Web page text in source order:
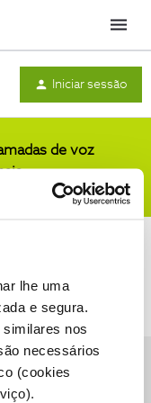
lhe uma
e segura.
nos
necessários
(cookies
Menu
Iniciar sessão
de voz
statement